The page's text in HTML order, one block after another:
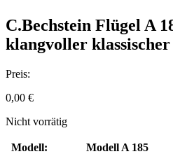
C.Bechstein Flügel A
klangvoller
Preis:
0,00 €
Nicht vorrätig
Modell:
Modell A 185